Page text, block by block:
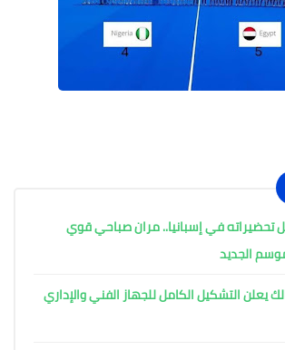
تحضيراته في إسبانيا.. مران صباحي قوي
الجديد
يعلن التشكيل الكامل للجهاز الفني والإداري